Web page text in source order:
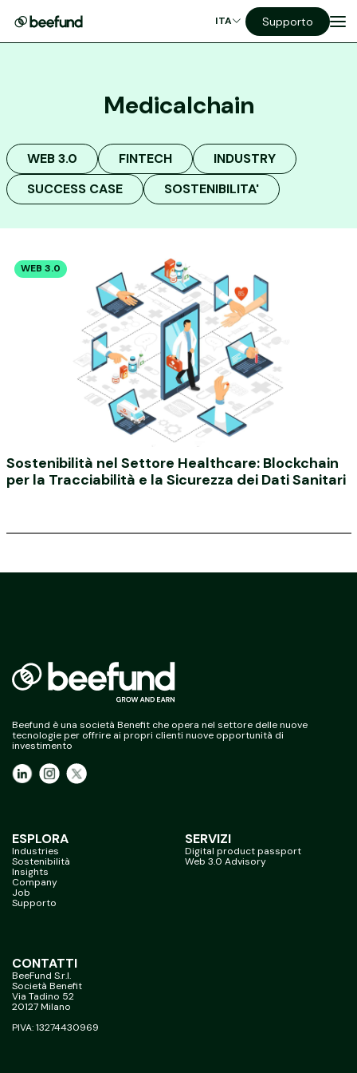
ITA Supporto
Medicalchain
WEB 3.0 FINTECH
INDUSTRY
SUCCESS CASE
SOSTENIBILITA'
WEB 3.0
Sostenibilità nel Settore Healthcare: Blockchain
per la Tracciabilità e la Sicurezza dei Dati Sanitari
Beefund è una società Benefit che opera nel settore delle nuove
tecnologie per offrire ai propri clienti nuove opportunità di
investimento
ESPLORA
Industries
Sostenibilità
Insights
Company
Job
Supporto
SERVIZI
Digital product passport
Web 3.0 Advisory
CONTATTI
BeeFund S.r.l.
Società Benefit
Via Tadino 52
20127 Milano
PIVA: 13274430969